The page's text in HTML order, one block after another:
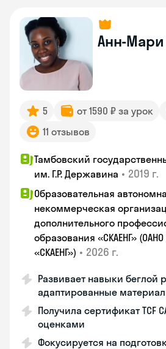
Анн-Мари
5 от 1590 ₽ за урок
11 отзывов
Тамбовский
им. Г.Р. Державина • 2019 г.
Образовательная
некоммерческая
дополнительного
образования «СКАЕНГ»
«СКАЕНГ») • 2026 г.
Развивает навыки беглой
адаптированные
Получила сертификат TCF
оценками
Фокусируется на